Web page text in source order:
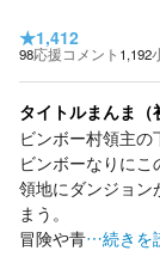
★1,412
98応援コメント 1,192
タイトルまんま
ビンボー村領主
ビンボーなりに
領地にダンジョン
まう。
冒険や青…続きを